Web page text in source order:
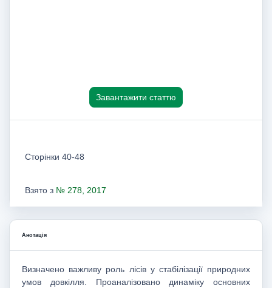
Завантажити статтю
Сторінки 40-48
Взято з № 278, 2017
Анотація
Визначено важливу роль лісів у стабілізації природних
умов довкілля. Проаналізовано динаміку основних